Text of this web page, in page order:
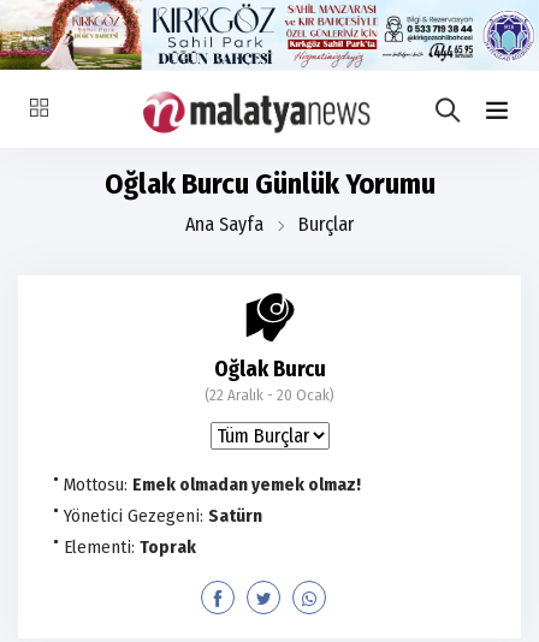
Oğlak Burcu Günlük Yorumu
Ana Sayfa Burçlar
Oğlak Burcu
(22 Aralık - 20 Ocak)
Mottosu: Emek olmadan yemek olmaz!
Yönetici Gezegeni: Satürn
Elementi: Toprak